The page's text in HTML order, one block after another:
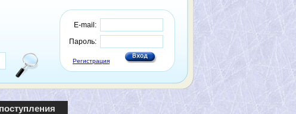
E-mail:
Пароль:
Регистрация